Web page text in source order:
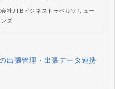
社JTBビジネストラベルソリュー
ズ
出張管理・出張データ連携